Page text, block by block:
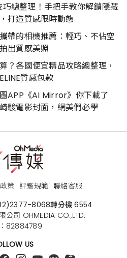
總整理！手把手教你解鎖隱藏
打造質感限時動態
帶的相機推薦：輕巧、不佔空
出質感美照
？各國便宜精品攻略總整理，
質感包款
APP《AI Mirror》你下載了
駿電影封面，網美們必學
策 評鑑規範 聯絡客服
8068轉分機 6554
公司 OHMEDIA CO.,LTD.
82884789
US